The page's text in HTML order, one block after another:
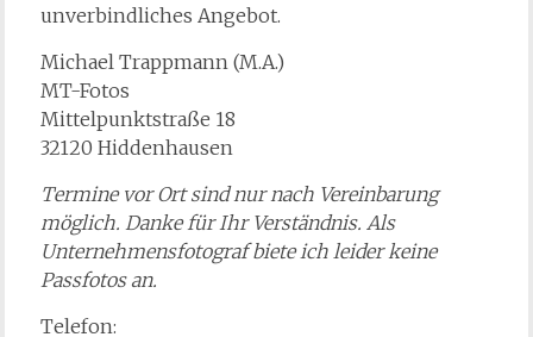
unverbindliches Angebot.
Michael Trappmann (M.A.)
MT-Fotos
Mittelpunktstraße 18
32120 Hiddenhausen
Termine vor Ort sind nur nach Vereinbarung
möglich. Danke für Ihr Verständnis. Als
Unternehmensfotograf biete ich leider keine
Passfotos an.
Telefon: